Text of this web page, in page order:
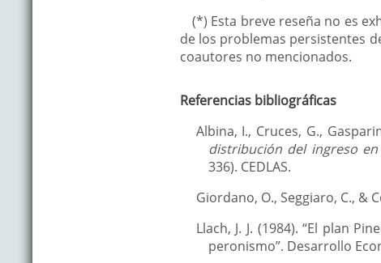
(*) Esta breve reseña no es
de los problemas persistentes
coautores no mencionados.
Referencias bibliográficas
Albina, I., Cruces, G.,
distribución del ingreso
336). CEDLAS.
Giordano, O., Seggiaro, C., &
Llach, J. J. (1984). “El plan
peronismo”. Desarrollo